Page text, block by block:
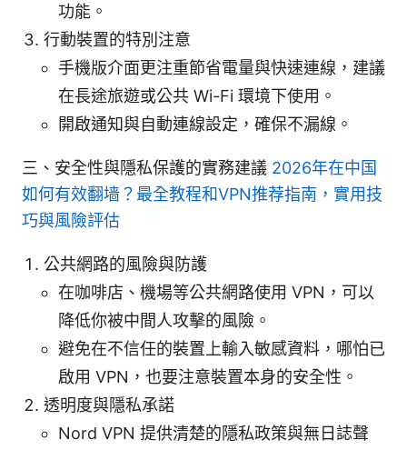
功能。
行動裝置的特別注意
手機版介面更注重節省電量與快速連線，建議
在長途旅遊或公共 Wi-Fi 環境下使用。
開啟通知與自動連線設定，確保不漏線。
三、安全性與隱私保護的實務建議 2026年在中国
如何有效翻墙？最全教程和VPN推荐指南，實用技
巧與風險評估
公共網路的風險與防護
在咖啡店、機場等公共網路使用 VPN，可以
降低你被中間人攻擊的風險。
避免在不信任的裝置上輸入敏感資料，哪怕已
啟用 VPN，也要注意裝置本身的安全性。
透明度與隱私承諾
Nord VPN 提供清楚的隱私政策與無日誌聲